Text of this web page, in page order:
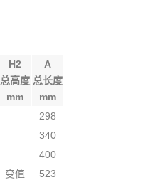
H2
总高度
mm
A
总长度
mm
变值
298
340
400
523